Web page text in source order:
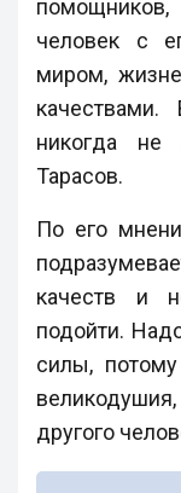
человек с
миром,
никогда не
Тарасов.
По его
качеств и
подойти.
силы,
другого